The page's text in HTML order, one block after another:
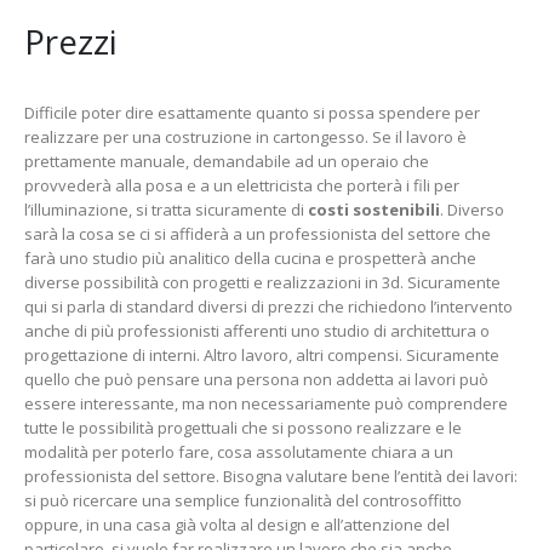
Prezzi
Difficile poter dire esattamente quanto si possa spendere per
realizzare per una costruzione in cartongesso. Se il lavoro è
prettamente manuale, demandabile ad un operaio che
provvederà alla posa e a un elettricista che porterà i fili per
l’illuminazione, si tratta sicuramente di costi sostenibili. Diverso
sarà la cosa se ci si affiderà a un professionista del settore che
farà uno studio più analitico della cucina e prospetterà anche
diverse possibilità con progetti e realizzazioni in 3d. Sicuramente
qui si parla di standard diversi di prezzi che richiedono l’intervento
anche di più professionisti afferenti uno studio di architettura o
progettazione di interni. Altro lavoro, altri compensi. Sicuramente
quello che può pensare una persona non addetta ai lavori può
essere interessante, ma non necessariamente può comprendere
tutte le possibilità progettuali che si possono realizzare e le
modalità per poterlo fare, cosa assolutamente chiara a un
professionista del settore. Bisogna valutare bene l’entità dei lavori:
si può ricercare una semplice funzionalità del controsoffitto
oppure, in una casa già volta al design e all’attenzione del